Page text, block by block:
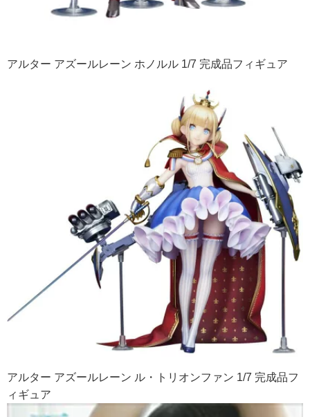
アルター アズールレーン ホノルル 1/7 完成品フィギュア
アルター アズールレーン ル・トリオンファン 1/7 完成品フ
ィギュア